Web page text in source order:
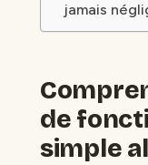
jamais
de
simple